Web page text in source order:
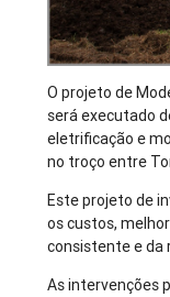
O projeto de
será executado
eletrificação e
no troço entre
Este projeto de
os custos,
consistente e da
As intervenções